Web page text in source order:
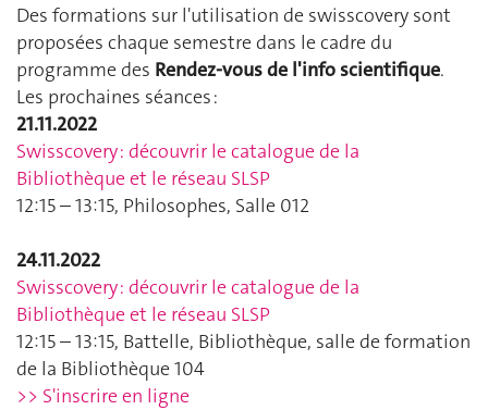
Des formations sur l'utilisation de swisscovery sont
proposées chaque semestre dans le cadre du
programme des Rendez-vous de l'info scientifique.
Les prochaines séances :
21.11.2022
Swisscovery : découvrir le catalogue de la
Bibliothèque et le réseau SLSP
12:15 – 13:15, Philosophes, Salle 012
24.11.2022
Swisscovery : découvrir le catalogue de la
Bibliothèque et le réseau SLSP
12:15 – 13:15, Battelle, Bibliothèque, salle de formation
de la Bibliothèque 104
>> S'inscrire en ligne